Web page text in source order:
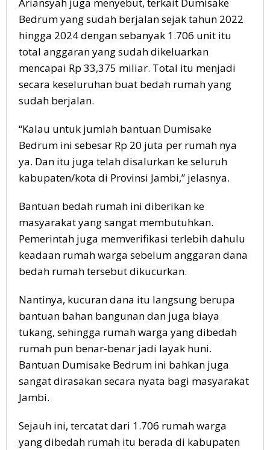
Bedrum yang sudah berjalan sejak tahun 2022
hingga 2024 dengan sebanyak 1.706 unit itu
total anggaran yang sudah dikeluarkan
mencapai Rp 33,375 miliar. Total itu menjadi
secara keseluruhan buat bedah rumah yang
sudah berjalan.
“Kalau untuk jumlah bantuan Dumisake
Bedrum ini sebesar Rp 20 juta per rumah nya
ya. Dan itu juga telah disalurkan ke seluruh
kabupaten/kota di Provinsi Jambi,” jelasnya.
Bantuan bedah rumah ini diberikan ke
masyarakat yang sangat membutuhkan.
Pemerintah juga memverifikasi terlebih dahulu
keadaan rumah warga sebelum anggaran dana
bedah rumah tersebut dikucurkan.
Nantinya, kucuran dana itu langsung berupa
bantuan bahan bangunan dan juga biaya
tukang, sehingga rumah warga yang dibedah
rumah pun benar-benar jadi layak huni.
Bantuan Dumisake Bedrum ini bahkan juga
sangat dirasakan secara nyata bagi masyarakat
Jambi.
Sejauh ini, tercatat dari 1.706 rumah warga
yang dibedah rumah itu berada di kabupaten